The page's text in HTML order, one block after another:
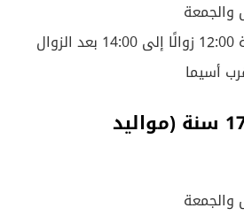
والجمعة
أسيما
فئة أقل من 17 سنة (مواليد
والجمعة